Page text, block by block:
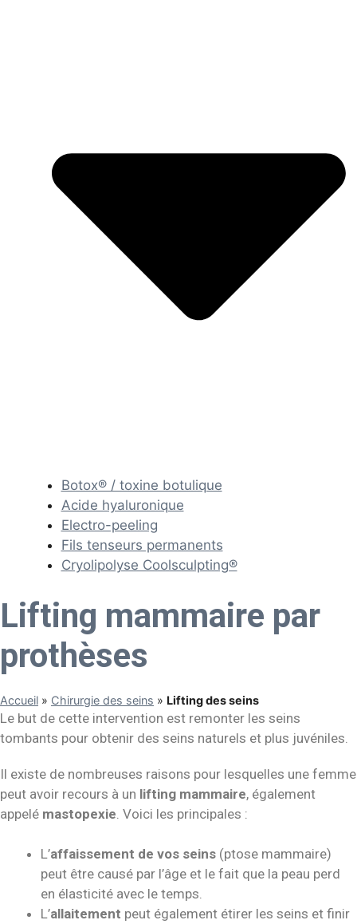
Botox® / toxine botulique
Acide hyaluronique
Electro-peeling
Fils tenseurs permanents
Cryolipolyse Coolsculpting®
Lifting mammaire par
prothèses
Accueil » Chirurgie des seins » Lifting des seins
Le but de cette intervention est remonter les seins
tombants pour obtenir des seins naturels et plus juvéniles.
Il existe de nombreuses raisons pour lesquelles une femme
peut avoir recours à un lifting mammaire, également
appelé mastopexie . Voici les principales :
L’affaissement de vos seins (ptose mammaire)
peut être causé par l’âge et le fait que la peau perd
en élasticité avec le temps.
L’allaitement peut également étirer les seins et finir